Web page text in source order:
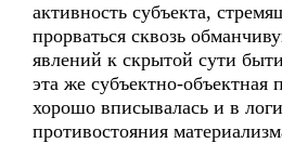
активность субъекта,
прорваться сквозь
явлений к скрытой сути
эта же субъектно-объектная
хорошо вписывалась и в
противостояния